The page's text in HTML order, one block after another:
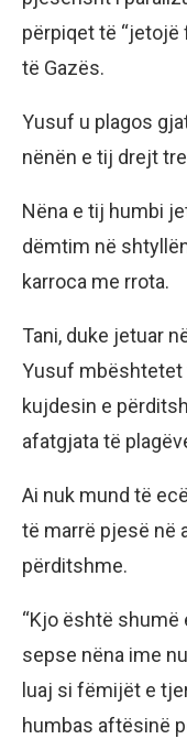
përpiqet të “jetojë
të Gazës.
Yusuf u plagos
nënën e tij drejt
Nëna e tij humbi
dëmtim në
karroca me rrota.
Tani, duke jetuar
Yusuf mbështetet
kujdesin e
afatgjata të
Ai nuk mund të
të marrë pjesë në
përditshme.
“Kjo është shumë
sepse nëna ime
luaj si fëmijët e
humbas aftësinë